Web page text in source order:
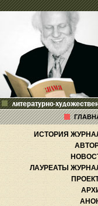
литературно-
ИСТОРИЯ
ЛАУРЕАТЫ